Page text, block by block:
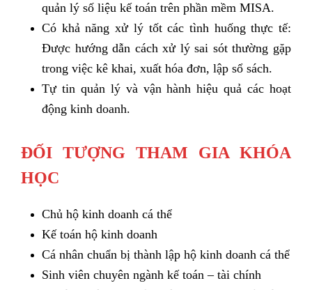
quản lý số liệu kế toán trên phần mềm MISA.
Có khả năng xử lý tốt các tình huống thực tế:
Được hướng dẫn cách xử lý sai sót thường gặp
trong việc kê khai, xuất hóa đơn, lập sổ sách.
Tự tin quản lý và vận hành hiệu quả các hoạt
động kinh doanh.
ĐỐI TƯỢNG THAM GIA KHÓA
HỌC
Chủ hộ kinh doanh cá thể
Kế toán hộ kinh doanh
Cá nhân chuẩn bị thành lập hộ kinh doanh cá thể
Sinh viên chuyên ngành kế toán – tài chính